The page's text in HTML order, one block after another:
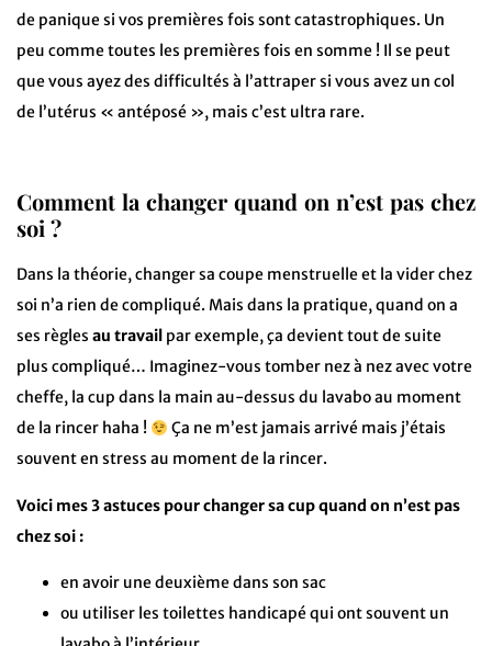
de panique si vos premières fois sont catastrophiques. Un
peu comme toutes les premières fois en somme ! Il se peut
que vous ayez des difficultés à l’attraper si vous avez un col
de l’utérus « antéposé », mais c’est ultra rare.
Comment la changer quand on n’est pas chez
soi ?
Dans la théorie, changer sa coupe menstruelle et la vider chez
soi n’a rien de compliqué. Mais dans la pratique, quand on a
ses règles au travail par exemple, ça devient tout de suite
plus compliqué… Imaginez-vous tomber nez à nez avec votre
cheffe, la cup dans la main au-dessus du lavabo au moment
de la rincer haha !
Ça ne m’est jamais arrivé mais j’étais
souvent en stress au moment de la rincer.
Voici mes 3 astuces pour changer sa cup quand on n’est pas
chez soi :
en avoir une deuxième dans son sac
ou utiliser les toilettes handicapé qui ont souvent un